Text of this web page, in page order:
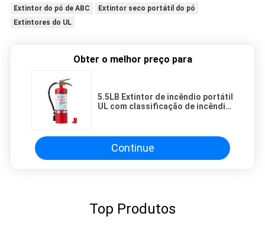
Extintor do pó de ABC
Extintor seco portátil do pó
Extintores do UL
Obter o melhor preço para
5.5LB Extintor de incêndio portátil
UL com classificação de incêndio
Continue
Top Produtos